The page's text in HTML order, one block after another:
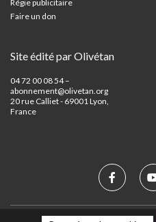
Régie publicitaire
Faire un don
Site édité par Olivétan
04 72 00 08 54 –
abonnement@olivetan.org
20 rue Calliet - 69001 Lyon,
France